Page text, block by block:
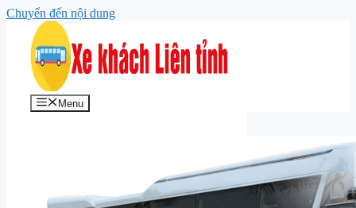
Chuyển đến nội dung
Menu